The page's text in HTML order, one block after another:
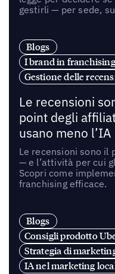
gestirli — per sede,
Blogs
I brand in franchising
Gestione delle
Le recensioni
point degli
usano meno l’IA
Le recensioni sono il
— e l’attività per cui
Scopri come
franchising efficace.
Blogs
Consigli prodotto
Strategia di
IA nel marketing